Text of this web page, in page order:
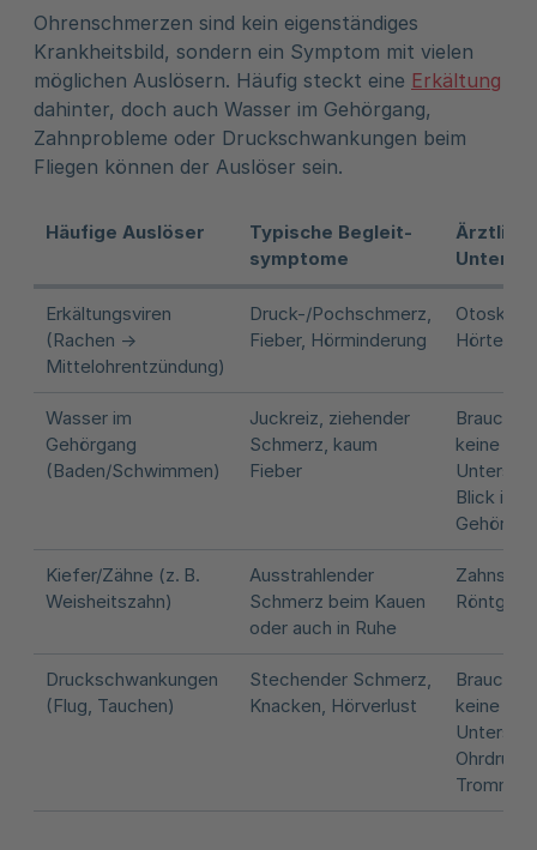
Ohrenschmerzen sind kein eigenständiges
Krankheitsbild, sondern ein Symptom mit vielen
möglichen Auslösern. Häufig steckt eine Erkältung
dahinter, doch auch Wasser im Gehörgang,
Zahnprobleme oder Druckschwankungen beim
Fliegen können der Auslöser sein.
Häufige Auslöser
Typische Begleit­
symptome
Erkältungsviren
(Rachen →
Mittelohrentzündung)
Druck-/Pochschmerz,
Fieber, Hörminderung
Hörtest
Wasser im
Gehörgang
(Baden/Schwimmen)
Juckreiz, ziehender
Schmerz, kaum
Fieber
Braucht
keine
Blick in
Kiefer/Zähne (z. B.
Weisheitszahn)
Ausstrahlender
Schmerz beim Kauen
oder auch in Ruhe
Röntgen
Druckschwankungen
(Flug, Tauchen)
Stechender Schmerz,
Knacken, Hörverlust
Braucht
keine